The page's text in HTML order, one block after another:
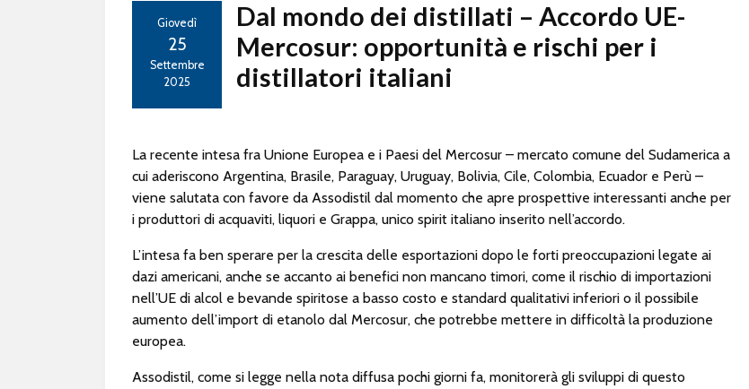
Giovedì
25
Settembre
2025
Dal mondo dei distillati – Accordo UE-
Mercosur: opportunità e rischi per i
distillatori italiani
La recente intesa fra Unione Europea e i Paesi del Mercosur – mercato comune del Sudamerica a
cui aderiscono Argentina, Brasile, Paraguay, Uruguay, Bolivia, Cile, Colombia, Ecuador e Perù –
viene salutata con favore da Assodistil dal momento che apre prospettive interessanti anche per
i produttori di acquaviti, liquori e Grappa, unico spirit italiano inserito nell’accordo.
L’intesa fa ben sperare per la crescita delle esportazioni dopo le forti preoccupazioni legate ai
dazi americani, anche se accanto ai benefici non mancano timori, come il rischio di importazioni
nell’UE di alcol e bevande spiritose a basso costo e standard qualitativi inferiori o il possibile
aumento dell’import di etanolo dal Mercosur, che potrebbe mettere in difficoltà la produzione
europea.
Assodistil, come si legge nella nota diffusa pochi giorni fa, monitorerà gli sviluppi di questo